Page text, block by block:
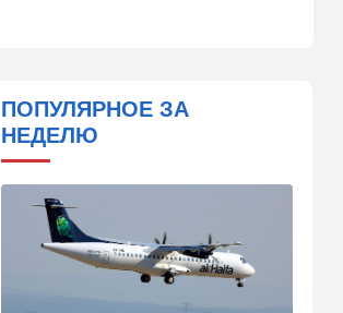
Европе начнут производить
израильские дроны
10:32
антисемитизма в Голливуде
В мире
Бумеранг для Санчеса: жена
помогла хорошенько
ПОПУЛЯРНОЕ ЗА
НЕДЕЛЮ